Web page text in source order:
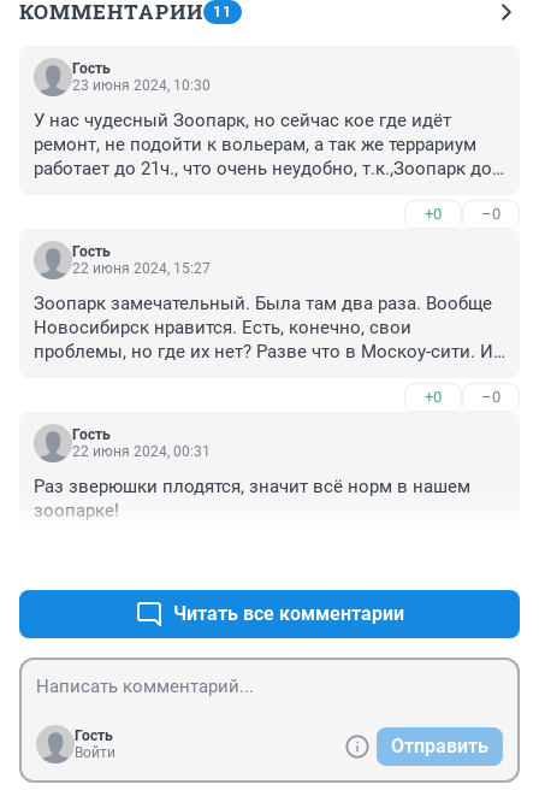
КОММЕНТАРИИ 11
Гость
23 июня 2024, 10:30
У нас чудесный Зоопарк, но сейчас кое где идёт
ремонт, не подойти к вольерам, а так же террариум
работает до 21ч., что очень неудобно, т.к.,Зоопарк до
+0 –0
Гость
22 июня 2024, 15:27
Зоопарк замечательный. Была там два раза. Вообще
Новосибирск нравится. Есть, конечно, свои
проблемы, но где их нет? Разве что в Москоу-сити. И
+0 –0
Гость
22 июня 2024, 00:31
Раз зверюшки плодятся, значит всё норм в нашем
зоопарке!
Читать все комментарии
Гость
Войти
Отправить